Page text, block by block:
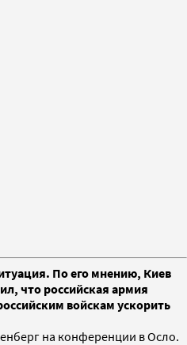
По его мнению, Киев
что российская армия
войскам ускорить
на конференции в Осло.